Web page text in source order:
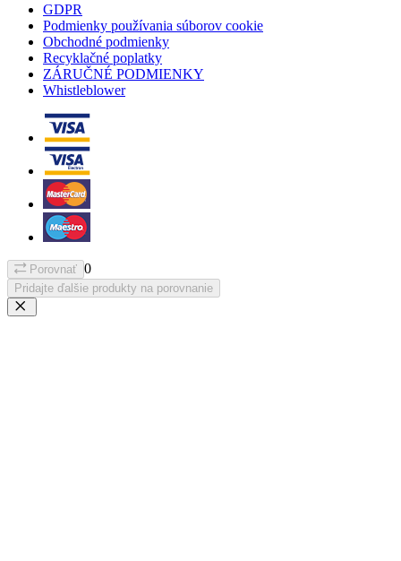
GDPR
Podmienky používania súborov cookie
Obchodné podmienky
Recyklačné poplatky
ZÁRUČNÉ PODMIENKY
Whistleblower
Porovnať 0
Pridajte ďalšie produkty na porovnanie